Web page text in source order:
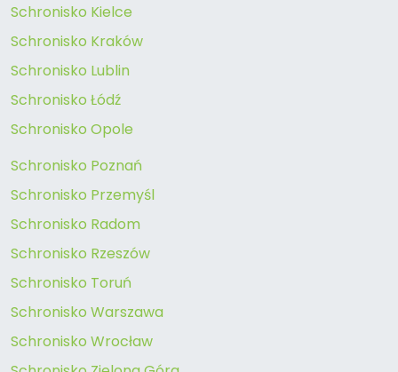
Schronisko Kielce
Schronisko Kraków
Schronisko Lublin
Schronisko Łódź
Schronisko Opole
Schronisko Poznań
Schronisko Przemyśl
Schronisko Radom
Schronisko Rzeszów
Schronisko Toruń
Schronisko Warszawa
Schronisko Wrocław